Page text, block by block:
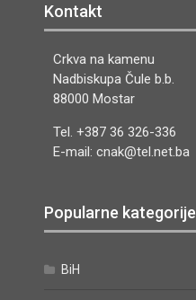
Kontakt
Crkva na kamenu
Nadbiskupa Čule b.b.
88000 Mostar
Tel. +387 36 326-336
E-mail: cnak@tel.net.ba
Popularne kategorije
BiH